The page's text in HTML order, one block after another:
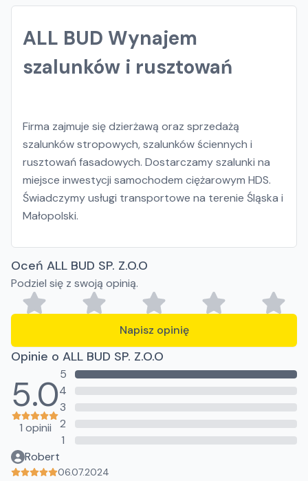
ALL BUD Wynajem
szalunków i rusztowań
Firma zajmuje się dzierżawą oraz sprzedażą
szalunków stropowych, szalunków ściennych i
rusztowań fasadowych. Dostarczamy szalunki na
miejsce inwestycji samochodem ciężarowym HDS.
Świadczymy usługi transportowe na terenie Śląska i
Małopolski.
Oceń ALL BUD SP. Z.O.O
Podziel się z swoją opinią.
Napisz opinię
Opinie o ALL BUD SP. Z.O.O
5.0
1 opinii
5
4
3
2
1
Robert
06.07.2024